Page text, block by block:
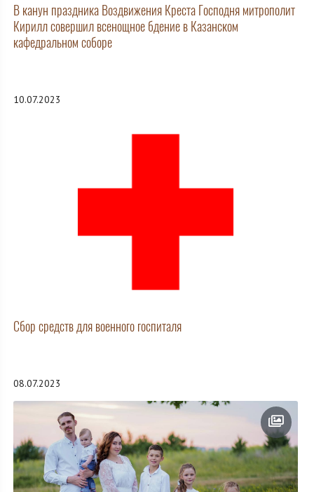
В канун праздника Воздвижения Креста Господня митрополит
Кирилл совершил всенощное бдение в Казанском
кафедральном соборе
10.07.2023
Сбор средств для военного госпиталя
08.07.2023